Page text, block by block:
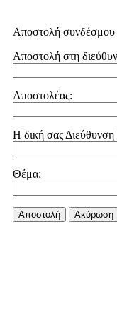
Αποστολή συνδέσμου
Αποστολή στη
Αποστολέας:
Η δική σας
Θέμα:
Αποστολή Aκύρωση